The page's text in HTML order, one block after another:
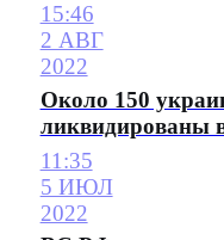
15:46
2 АВГ
2022
Около 150
ликвидированы
11:35
5 ИЮЛ
2022